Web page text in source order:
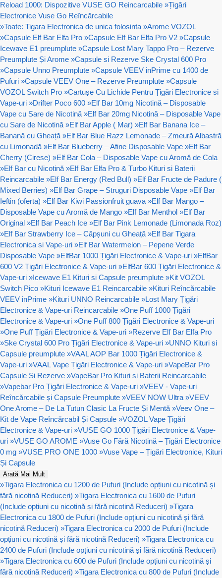
Reload 1000: Dispozitive VUSE GO Reincarcabile »Țigări
Electronice Vuse Go Reîncărcabile
»Toate: Tigara Electronica de unica folosinta »Arome VOZOL
»Capsule Elf Bar Elfa Pro »Capsule Elf Bar Elfa Pro V2 »Capsule
Icewave E1 preumplute »Capsule Lost Mary Tappo Pro – Rezerve
Preumplute Și Arome »Capsule si Rezerve Ske Crystal 600 Pro
»Capsule Unno Preumplute »Capsule VEEV inPrime cu 1400 de
Pufuri »Capsule VEEV One – Rezerve Preumplute »Capsule
VOZOL Switch Pro »Cartușe Cu Lichide Pentru Țigări Electronice si
Vape-uri »Drifter Poco 600 »Elf Bar 10mg Nicotină – Disposable
Vape cu Sare de Nicotină »Elf Bar 20mg Nicotină – Disposable Vape
cu Sare de Nicotină »Elf Bar Apple ( Mar) »Elf Bar Banana Ice –
Banană cu Gheață »Elf Bar Blue Razz Lemonade – Zmeură Albastră
cu Limonadă »Elf Bar Blueberry – Afine Disposable Vape »Elf Bar
Cherry (Cirese) »Elf Bar Cola – Disposable Vape cu Aromă de Cola
»Elf Bar cu Nicotină »Elf Bar Elfa Pro & Turbo Kituri si Baterii
Reincarcabile »Elf Bar Energy (Red Bull) »Elf Bar Fructe de Padure (
Mixed Berries) »Elf Bar Grape – Struguri Disposable Vape »Elf Bar
Ieftin (oferta) »Elf Bar Kiwi Passionfruit guava »Elf Bar Mango –
Disposable Vape cu Aromă de Mango »Elf Bar Menthol »Elf Bar
Original »Elf Bar Peach Ice »Elf Bar Pink Lemonade (Limonada Roz)
»Elf Bar Strawberry Ice – Căpșuni cu Gheață »Elf Bar Tigara
Electronica si Vape-uri »Elf Bar Watermelon – Pepene Verde
Disposable Vape »ElfBar 1000 Țigări Electronice & Vape-uri »ElfBar
600 V2 Țigări Electronice & Vape-uri »ElfBar 600 Țigări Electronice &
Vape-uri »Icewave E1 Kituri si Capsule preumplute »Kit VOZOL
Switch Pico »Kituri Icewave E1 Reincarcabile »Kituri Reîncărcabile
VEEV inPrime »Kituri UNNO Reincarcabile »Lost Mary Țigări
Electronice & Vape-uri Reincarcabile »One Puff 1000 Țigări
Electronice & Vape-uri »One Puff 800 Țigări Electronice & Vape-uri
»One Puff Țigări Electronice & Vape-uri »Rezerve Elf Bar Elfa Pro
»Ske Crystal 600 Pro Țigări Electronice & Vape-uri »UNNO Kituri si
Capsule preumplute »VAAL AOP Bar 1000 Țigări Electronice &
Vape-uri »VAAL Vape Țigări Electronice & Vape-uri »VapeBar Pro
Capsule Si Rezerve »VapeBar Pro Kituri si Baterii Reincarcabile
»Vapebar Pro Țigări Electronice & Vape-uri »VEEV - Vape-uri
Reîncărcabile și Capsule Preumplute »VEEV NOW Ultra »VEEV
One Arome – De La Tutun Clasic La Fructe Și Mentă »Veev One –
Kit de Vape Reîncărcabil Și Capsule »VOZOL Vape Țigări
Electronice & Vape-uri »VUSE GO 1000 Țigări Electronice & Vape-
uri »VUSE GO AROME »Vuse Go Fără Nicotină – Țigări Electronice
0 mg »VUSE PRO ONE 1000 »Vuse Vape – Țigări Electronice, Kituri
Și Capsule
Arată Mai Mult
»Tigara Electronica cu 1200 de Pufuri (Include opțiuni cu nicotină și
fără nicotină Reduceri) »Tigara Electronica cu 1600 de Pufuri
(Include opțiuni cu nicotină și fără nicotină Reduceri) »Tigara
Electronica cu 1800 de Pufuri (Include opțiuni cu nicotină și fără
nicotină Reduceri) »Tigara Electronica cu 2000 de Pufuri (Include
opțiuni cu nicotină și fără nicotină Reduceri) »Tigara Electronica cu
2400 de Pufuri (Include opțiuni cu nicotină și fără nicotină Reduceri)
»Tigara Electronica cu 600 de Pufuri (Include opțiuni cu nicotină și
fără nicotină Reduceri) »Tigara Electronica cu 800 de Pufuri (Include